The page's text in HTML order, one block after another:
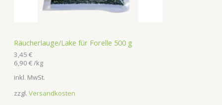
Räucherlauge/Lake für Forelle 500 g
3,45 €
6,90 €/kg
inkl. MwSt.
zzgl. Versandkosten